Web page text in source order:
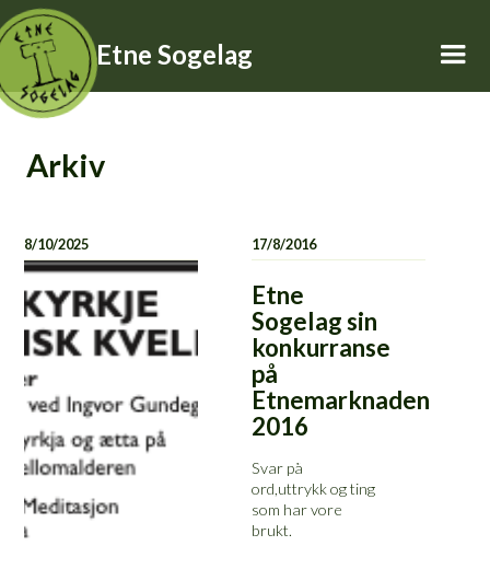
Etne Sogelag
Arkiv
8/10/2025 17/8/2016
Etne
Sogelag sin
konkurranse
på
Etnemarknaden
2016
Svar på
ord,uttrykk og ting
som har vore
brukt.